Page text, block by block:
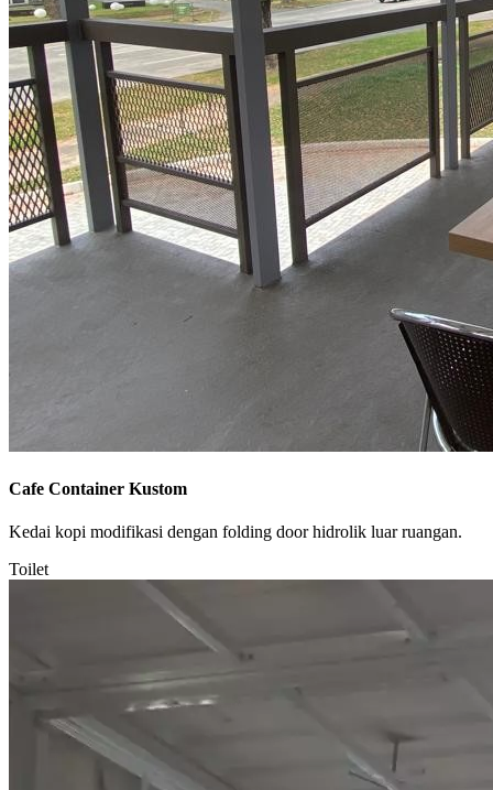
Cafe Container Kustom
Kedai kopi modifikasi dengan folding door hidrolik luar ruangan.
Toilet